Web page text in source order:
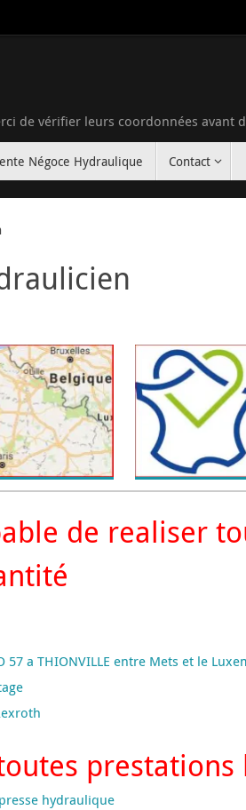
de vérifier leurs coordonnées avant
Négoce Hydraulique Contact
de realiser
57 a THIONVILLE entre Mets et le
prestations
hydraulique